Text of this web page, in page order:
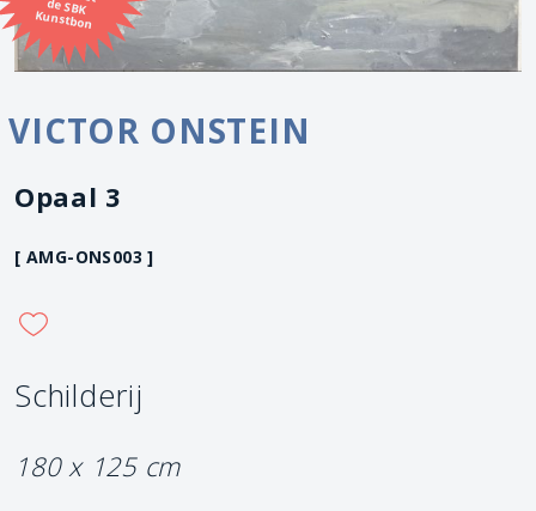
Kunstbon
VICTOR ONSTEIN
Opaal 3
[ AMG-ONS003 ]
Schilderij
180 x 125 cm